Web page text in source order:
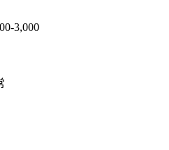
3,000